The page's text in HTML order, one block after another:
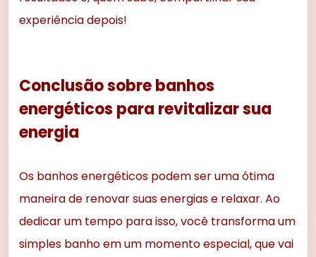
experiência depois!
Conclusão sobre banhos
energéticos para revitalizar sua
energia
Os banhos energéticos podem ser uma ótima
maneira de renovar suas energias e relaxar. Ao
dedicar um tempo para isso, você transforma um
simples banho em um momento especial, que vai